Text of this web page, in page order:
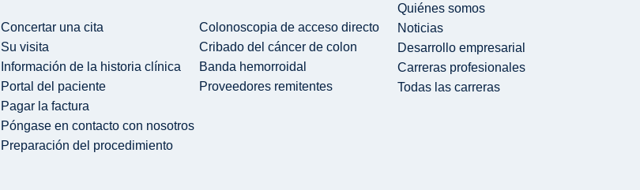
Concertar una cita
Su visita
Información de la historia clínica
Portal del paciente
Pagar la factura
Póngase en contacto con nosotros
Preparación del procedimiento
Colonoscopia de acceso directo
Cribado del cáncer de colon
Banda hemorroidal
Proveedores remitentes
Quiénes somos
Noticias
Desarrollo empresarial
Carreras profesionales
Todas las carreras